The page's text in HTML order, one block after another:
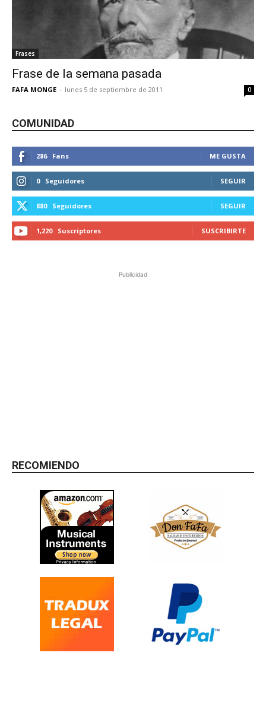
Frases
Frase de la semana pasada
FAFA MONGE - lunes 5 de septiembre de 2011 0
COMUNIDAD
286 Fans ME GUSTA
0 Seguidores SEGUIR
880 Seguidores SEGUIR
1,220 Suscriptores SUSCRIBIRTE
Publicidad
RECOMIENDO